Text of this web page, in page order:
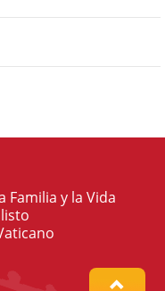
Familia y la Vida